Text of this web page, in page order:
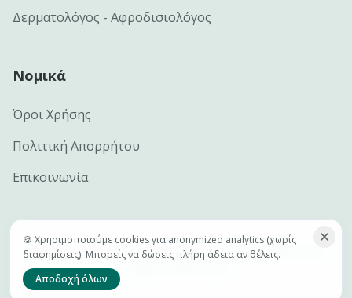
Δερματολόγος - Αφροδισιολόγος
Νομικά
Όροι Χρήσης
Πολιτική Απορρήτου
Επικοινωνία
©2026e-docs.gr — Handcrafted by Netclick · Advanced
🍪 Χρησιμοποιούμε cookies για anonymized analytics (χωρίς
διαφημίσεις). Μπορείς να δώσεις πλήρη άδεια αν θέλεις.
Αποδοχή όλων